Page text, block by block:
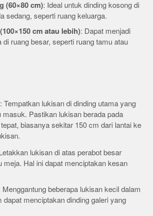
(60×80 cm): Ideal untuk dinding kosong di
sedang, seperti ruang keluarga.
cm atau lebih): Dapat menjadi
di ruang besar, seperti ruang tamu atau
: Tempatkan lukisan di dinding utama yang
masuk. Pastikan lukisan berada pada
biasanya sekitar 150 cm dari lantai ke
lukisan di atas perabot besar
meja. Hal ini dapat menciptakan kesan
Menggantung beberapa lukisan kecil dalam
dapat menciptakan dinding galeri yang